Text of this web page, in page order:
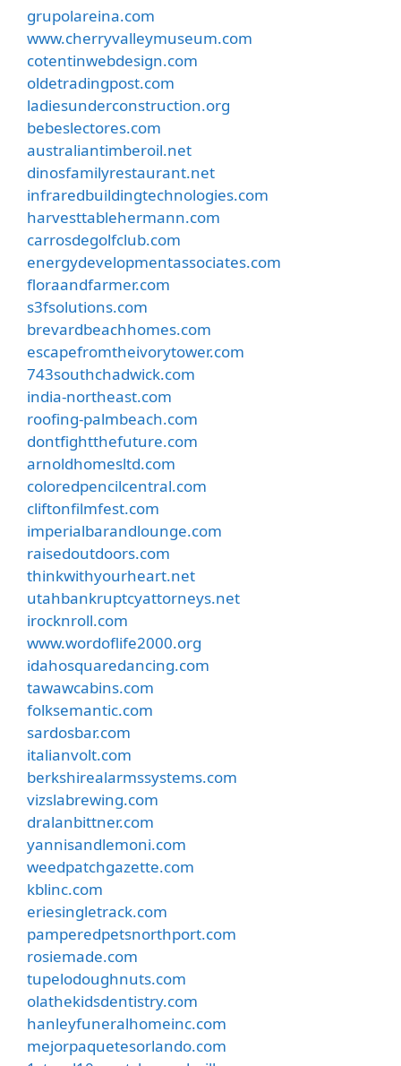
grupolareina.com
www.cherryvalleymuseum.com
cotentinwebdesign.com
oldetradingpost.com
ladiesunderconstruction.org
bebeslectores.com
australiantimberoil.net
dinosfamilyrestaurant.net
infraredbuildingtechnologies.com
harvesttablehermann.com
carrosdegolfclub.com
energydevelopmentassociates.com
floraandfarmer.com
s3fsolutions.com
brevardbeachhomes.com
escapefromtheivorytower.com
743southchadwick.com
india-northeast.com
roofing-palmbeach.com
dontfightthefuture.com
arnoldhomesltd.com
coloredpencilcentral.com
cliftonfilmfest.com
imperialbarandlounge.com
raisedoutdoors.com
thinkwithyourheart.net
utahbankruptcyattorneys.net
irocknroll.com
www.wordoflife2000.org
idahosquaredancing.com
tawawcabins.com
folksemantic.com
sardosbar.com
italianvolt.com
berkshirealarmssystems.com
vizslabrewing.com
dralanbittner.com
yannisandlemoni.com
weedpatchgazette.com
kblinc.com
eriesingletrack.com
pamperedpetsnorthport.com
rosiemade.com
tupelodoughnuts.com
olathekidsdentistry.com
hanleyfuneralhomeinc.com
mejorpaquetesorlando.com